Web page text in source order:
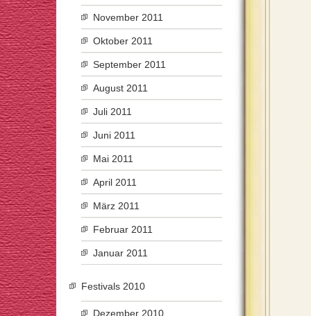
November 2011
Oktober 2011
September 2011
August 2011
Juli 2011
Juni 2011
Mai 2011
April 2011
März 2011
Februar 2011
Januar 2011
Festivals 2010
Dezember 2010